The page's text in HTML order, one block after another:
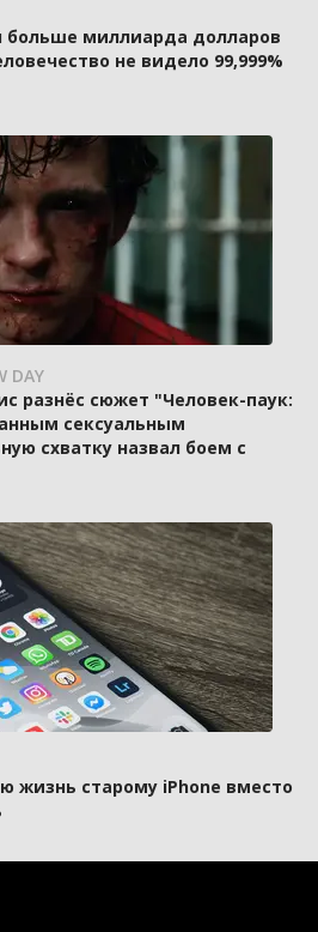
больше миллиарда долларов
не видело 99,999%
DAY
разнёс сюжет "Человек-паук:
сексуальным
схватку назвал боем с
жизнь старому iPhone вместо